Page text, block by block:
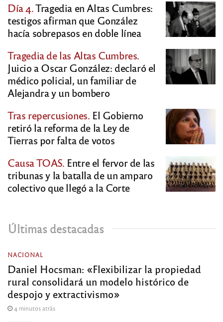
Día 4.Tragedia en Altas Cumbres:
testigos afirman que González
hacía sobrepasos en doble línea
Tragedia de las Altas Cumbres.
Juicio a Oscar González: declaró el
médico policial, un familiar de
Alejandra y un bombero
Tras repercusiones. El Gobierno
retiró la reforma de la Ley de
Tierras por falta de votos
Causa TOAS. Entre el fervor de las
tribunas y la batalla de un amparo
colectivo que llegó a la Corte
Últimas destacadas
NACIONAL
Daniel Hocsman: «Flexibilizar la propiedad
rural consolidará un modelo histórico de
despojo y extractivismo»
4 minutos atrás